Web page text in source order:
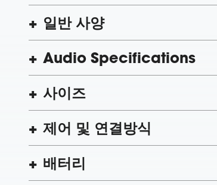
일반 사양
Audio Specifications
사이즈
제어 및 연결방식
배터리